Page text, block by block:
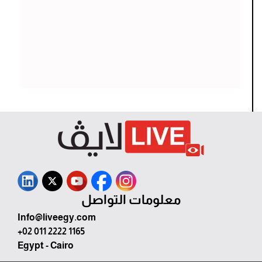
معلومات التواصل
Info@liveegy.com
+02 011 2222 1165
Egypt - Cairo